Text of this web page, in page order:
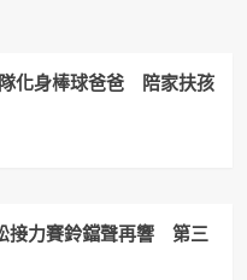
化身棒球爸爸 陪家扶孩
接力賽鈴鐺聲再響 第三